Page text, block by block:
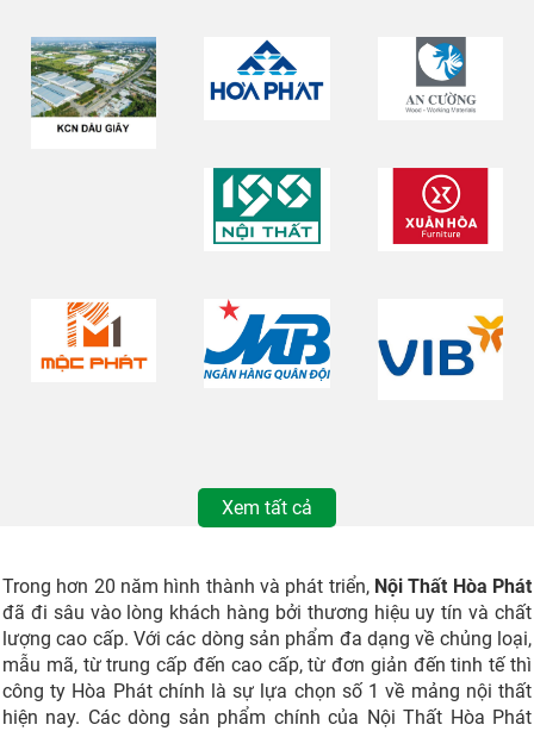
Xem tất cả
Trong hơn 20 năm hình thành và phát triển, Nội Thất Hòa Phát
đã đi sâu vào lòng khách hàng bởi thương hiệu uy tín và chất
lượng cao cấp. Với các dòng sản phẩm đa dạng về chủng loại,
mẫu mã, từ trung cấp đến cao cấp, từ đơn giản đến tinh tế thì
công ty Hòa Phát chính là sự lựa chọn số 1 về mảng nội thất
hiện nay. Các dòng sản phẩm chính của Nội Thất Hòa Phát